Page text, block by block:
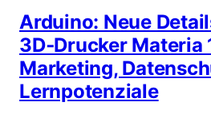
Arduino: Neue
3D‑Drucker Materia
Marketing,
Lernpotenziale